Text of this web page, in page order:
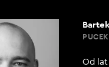
Od lat